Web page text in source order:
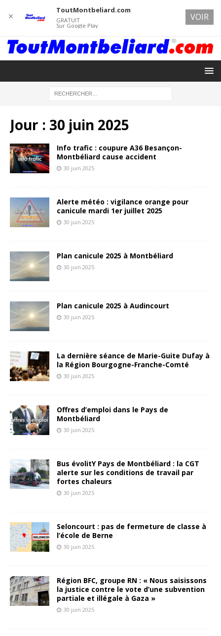
Jour : 30 juin 2025
Info trafic : coupure A36 Besançon-
Montbéliard cause accident
30 juin 2025
Alerte météo : vigilance orange pour
canicule mardi 1er juillet 2025
30 juin 2025
Plan canicule 2025 à Montbéliard
30 juin 2025
Plan canicule 2025 à Audincourt
30 juin 2025
La dernière séance de Marie-Guite Dufay à
la Région Bourgogne-Franche-Comté
30 juin 2025
Offres d’emploi dans le Pays de
Montbéliard
30 juin 2025
Bus évolitY Pays de Montbéliard : la CGT
alerte sur les conditions de travail par
fortes chaleurs
30 juin 2025
Seloncourt : pas de fermeture de classe à
l’école de Berne
30 juin 2025
Région BFC, groupe RN : « Nous saisissons
la justice contre le vote d’une subvention
partiale et illégale à Gaza »
30 juin 2025
✕
ToutMontbeliard.com
GRATUIT
Sur Google Play
VOIR